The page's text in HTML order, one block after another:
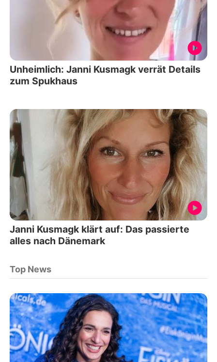
Unheimlich: Janni Kusmagk verrät Details
zum Spukhaus
Janni Kusmagk klärt auf: Das passierte
alles nach Dänemark
Top News